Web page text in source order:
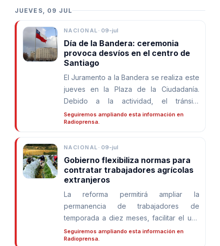
JUEVES, 09 JUL
NACIONAL · 09-jul
Día de la Bandera: ceremonia
provoca desvíos en el centro de
Santiago
El Juramento a la Bandera se realiza este
jueves en la Plaza de la Ciudadanía.
Debido a la actividad, el tránsito
permanecerá con modificaciones hasta
las 15:00 horas.
Seguiremos ampliando esta información en
Radioprensa.
NACIONAL · 09-jul
Gobierno flexibiliza normas para
contratar trabajadores agrícolas
extranjeros
La reforma permitirá ampliar la
permanencia de trabajadores de
temporada a diez meses, facilitar el uso
de la cédula de identidad en los trámites
migratorios y habilitar la firma electrónica
Seguiremos ampliando esta información en
Radioprensa.